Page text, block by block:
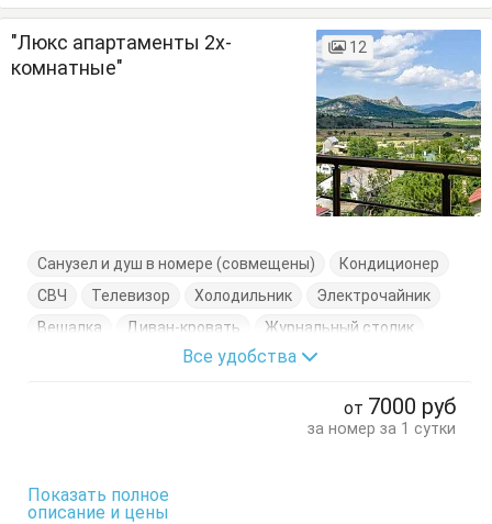
"Люкс апартаменты 2х-
комнатные"
12
Санузел и душ в номере (совмещены)
Кондиционер
СВЧ
Телевизор Холодильник
Электрочайник
Вешалка
Диван-кровать
Журнальный столик
Кровать двуспальная
Кухонный стол
Все удобства
от 7000 руб
за номер за 1 сутки
Показать полное
описание и цены